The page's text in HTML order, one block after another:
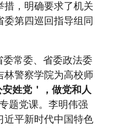
措，明确要求了机关
委第四巡回指导组同
委常委、省委政法委
林警察学院为高校师
安姓党＇，做党和人
题党课。李明伟强
近平新时代中国特色